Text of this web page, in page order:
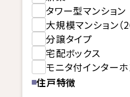
タワー型マンション
大規模マンション（
分譲タイプ
宅配ボックス
モニタ付インター
住戸特徴